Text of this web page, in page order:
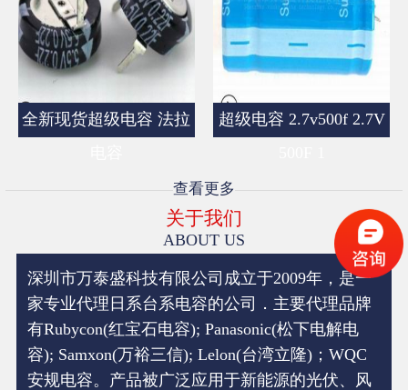
全新现货超级电容 法拉
超级电容 2.7v500f 2.7V
查看更多
关于我们
ABOUT US
深圳市万泰盛科技有限公司成立于2009年，是一
家专业代理日系台系电容的公司．主要代理品牌
有Rubycon(红宝石电容); Panasonic(松下电解电
容); Samxon(万裕三信); Lelon(台湾立隆)；WQC
安规电容。产品被广泛应用于新能源的光伏、风